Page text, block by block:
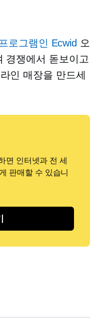
로그램인 Ecwid 오
경쟁에서 돋보이고
인 매장을 만드세
인터넷과 전 세
판매할 수 있습니